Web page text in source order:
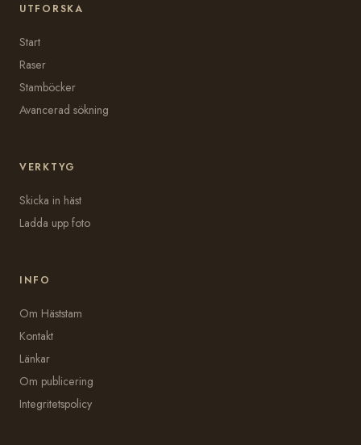
UTFORSKA
Start
Raser
Stamböcker
Avancerad sökning
VERKTYG
Skicka in häst
Ladda upp foto
INFO
Om Häststam
Kontakt
Länkar
Om publicering
Integritetspolicy